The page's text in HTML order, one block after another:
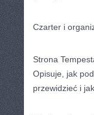
Czarter i
Strona
Opisuje, jak
przewidzieć i